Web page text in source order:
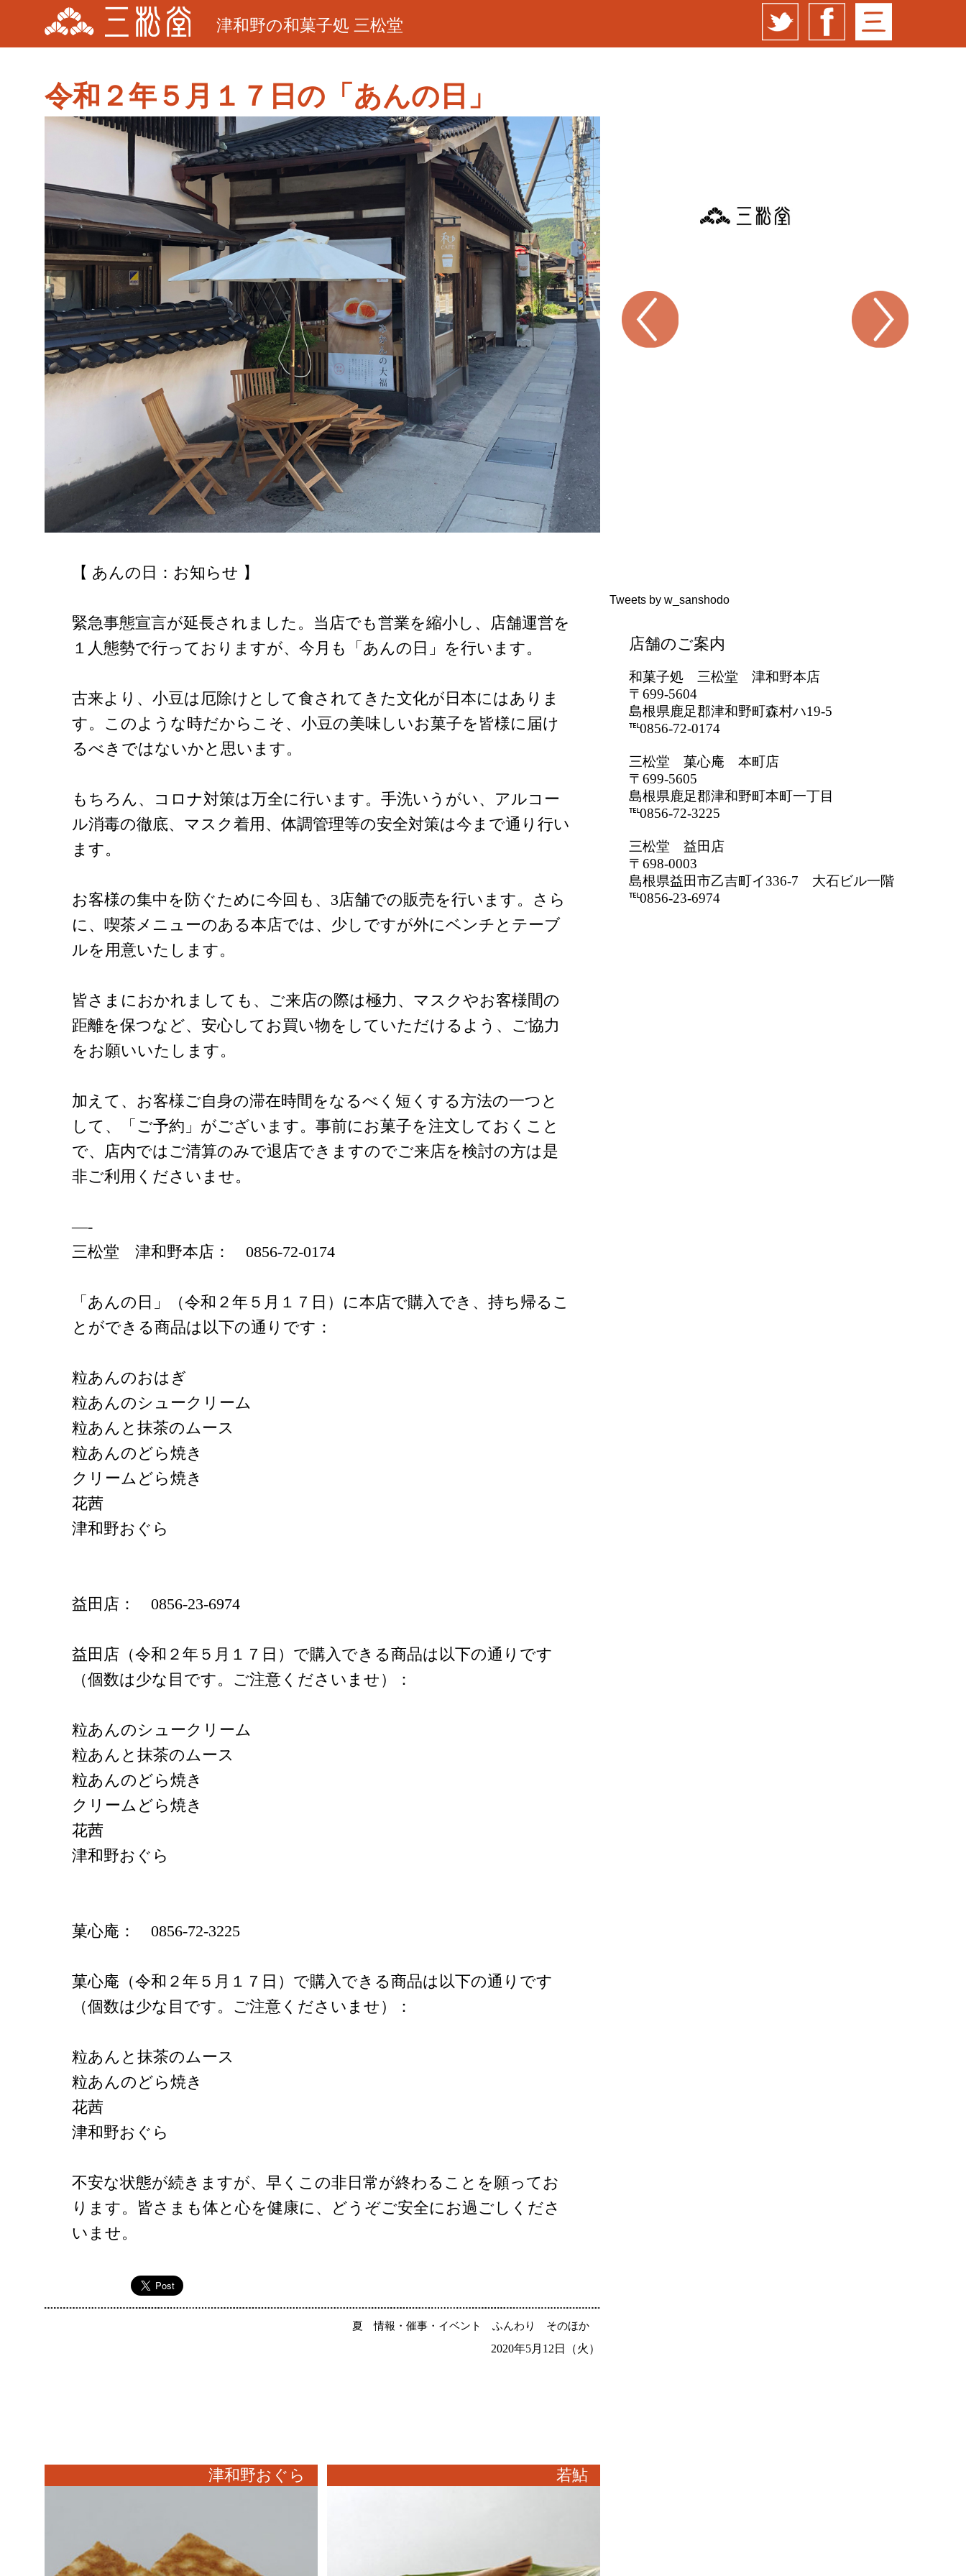
津和野の和菓子処 三松堂
令和２年５月１７日の「あんの日」
【 あんの日：お知らせ 】
緊急事態宣言が延長されました。 当店でも営業を縮小し、店舗運営を
１人態勢で行っておりますが、今月も「あんの日」を行います。
古来より、小豆は厄除けとして食されてきた文化が日本にはありま
す。このような時だからこそ、小豆の美味しいお菓子を皆様に届け
るべきではないかと思います。
もちろん、コロナ対策は万全に行います。手洗いうがい、アルコー
ル消毒の徹底、マスク着用、体調管理等の安全対策は今まで通り行い
ます。
お客様の集中を防ぐために今回も、3店舗での販売を行います。さら
に、喫茶メニューのある本店では、少しですが外にベンチとテーブ
ルを用意いたします。
皆さまにおかれましても、ご来店の際は極力、マスクやお客様間の
距離を保つなど、安心してお買い物をしていただけるよう、ご協力
をお願いいたします。
加えて、お客様ご自身の滞在時間をなるべく短くする方法の一つと
して、「ご予約」がございます。事前にお菓子を注文しておくこと
で、店内ではご清算のみで退店できますのでご来店を検討の方は是
非ご利用くださいませ。
—-
三松堂 津和野本店： 0856-72-0174
「あんの日」（令和２年５月１７日）に本店で購入でき、持ち帰るこ
とができる商品は以下の通りです：
粒あんのおはぎ
粒あんのシュークリーム
粒あんと抹茶のムース
粒あんのどら焼き
クリームどら焼き
花茜
津和野おぐら
益田店： 0856-23-6974
益田店（令和２年５月１７日）で購入できる商品は以下の通りです
（個数は少な目です。ご注意くださいませ）：
粒あんのシュークリーム
粒あんと抹茶のムース
粒あんのどら焼き
クリームどら焼き
花茜
津和野おぐら
菓心庵： 0856-72-3225
菓心庵（令和２年５月１７日）で購入できる商品は以下の通りです
（個数は少な目です。ご注意くださいませ）：
粒あんと抹茶のムース
粒あんのどら焼き
花茜
津和野おぐら
不安な状態が続きますが、早くこの非日常が終わることを願ってお
ります。皆さまも体と心を健康に、どうぞご安全にお過ごしくださ
いませ。
夏 情報・催事・イベント ふんわり そのほか
2020年5月12日（火）
津和野おぐら 若鮎
Tweets by w_sanshodo
店舗のご案内
和菓子処 三松堂 津和野本店
〒699-5604
島根県鹿足郡津和野町森村ハ19-5
℡0856-72-0174
三松堂 菓心庵 本町店
〒699-5605
島根県鹿足郡津和野町本町一丁目
℡0856-72-3225
三松堂 益田店
〒698-0003
島根県益田市乙吉町イ336-7 大石ビル一階
℡0856-23-6974